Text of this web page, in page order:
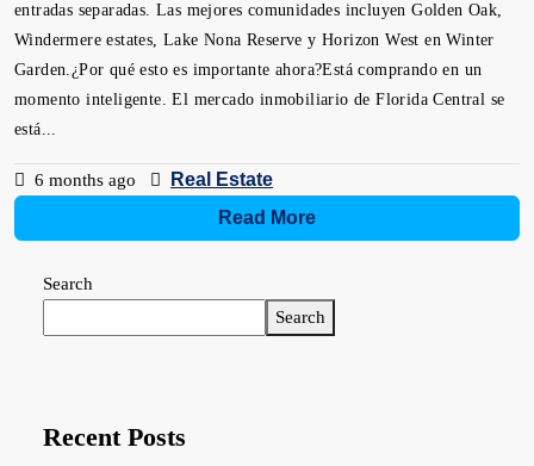
entradas separadas. Las mejores comunidades incluyen Golden Oak,
Windermere estates, Lake Nona Reserve y Horizon West en Winter
Garden.¿Por qué esto es importante ahora?Está comprando en un
momento inteligente. El mercado inmobiliario de Florida Central se
está...
6 months ago
Real Estate
Read More
Search
Search
Recent Posts